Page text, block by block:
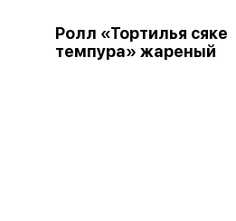
Ролл «Тортилья сяке
темпура» жареный